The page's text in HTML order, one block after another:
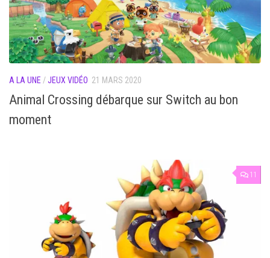
A LA UNE /JEUX VIDÉO 21 MARS 2020
Animal Crossing débarque sur Switch au bon
moment
11